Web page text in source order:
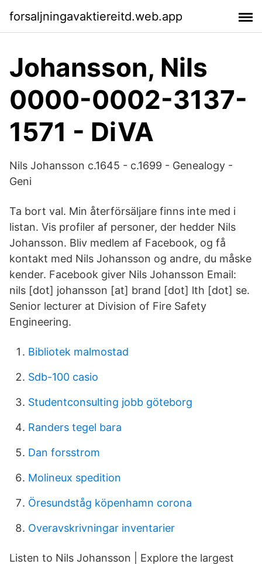
forsaljningavaktiereitd.web.app
Johansson, Nils
0000-0002-3137-
1571 - DiVA
Nils Johansson c.1645 - c.1699 - Genealogy -
Geni
Ta bort val. Min återförsäljare finns inte med i
listan. Vis profiler af personer, der hedder Nils
Johansson. Bliv medlem af Facebook, og få
kontakt med Nils Johansson og andre, du måske
kender. Facebook giver Nils Johansson Email:
nils [dot] johansson [at] brand [dot] lth [dot] se.
Senior lecturer at Division of Fire Safety
Engineering.
Bibliotek malmostad
Sdb-100 casio
Studentconsulting jobb göteborg
Randers tegel bara
Dan forsstrom
Molineux spedition
Öresundståg köpenhamn corona
Overavskrivningar inventarier
Listen to Nils Johansson | Explore the largest